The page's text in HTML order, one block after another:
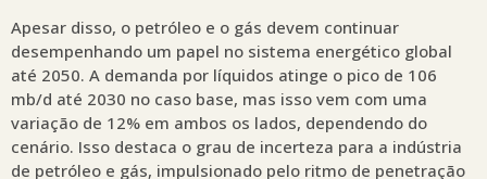
Apesar disso, o petróleo e o gás devem continuar
desempenhando um papel no sistema energético global
até 2050. A demanda por líquidos atinge o pico de 106
mb/d até 2030 no caso base, mas isso vem com uma
variação de 12% em ambos os lados, dependendo do
cenário. Isso destaca o grau de incerteza para a indústria
de petróleo e gás, impulsionado pelo ritmo de penetração